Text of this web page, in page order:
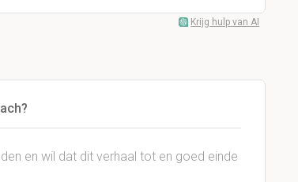
Krijg hulp van AI
en wil dat dit verhaal tot en goed einde